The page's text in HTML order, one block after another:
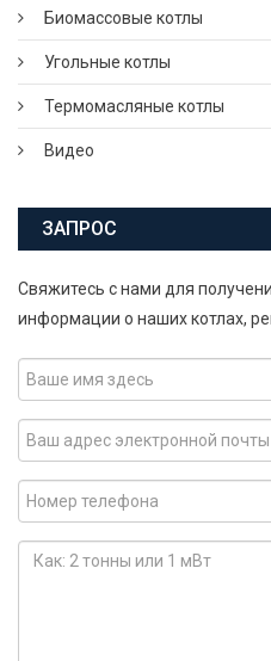
Биомассовые котлы
Угольные котлы
Термомасляные котлы
Видео
ЗАПРОС
Свяжитесь с нами для
информации о наших котлах,